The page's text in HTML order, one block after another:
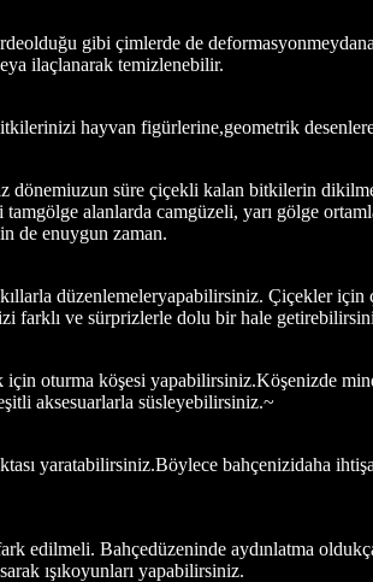
gibi çimlerde de
ilaçlanarak temizlenebilir.
hayvan figürlerine,geometrik
dönemiuzun süre çiçekli kalan bitkilerin
alanlarda camgüzeli, yarı gölge
de enuygun zaman.
düzenlemeleryapabilirsiniz. Çiçekler için
farklı ve sürprizlerle dolu bir hale
oturma köşesi yapabilirsiniz.Köşenizde
aksesuarlarla süsleyebilirsiniz.~
yaratabilirsiniz.Böylece bahçenizidaha
edilmeli. Bahçedüzeninde aydınlatma
ışıkoyunları yapabilirsiniz.